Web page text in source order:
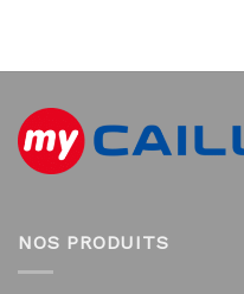
NOS PRODUITS